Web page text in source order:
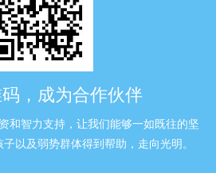
，成为合作伙伴
和智力支持，让我们能够一如既往的坚
以及弱势群体得到帮助，走向光明。